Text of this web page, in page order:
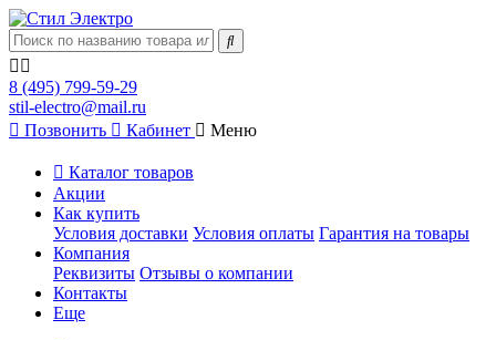
8 (495) 799-59-29
stil-electro@mail.ru
Позвонить
Кабинет Меню
Каталог товаров
Акции
Как купить
Условия доставки Условия оплаты Гарантия на товары
Компания
Реквизиты Отзывы о компании
Контакты
Еще